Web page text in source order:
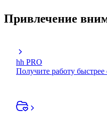
Привлечение
hh PRO
Получите работу